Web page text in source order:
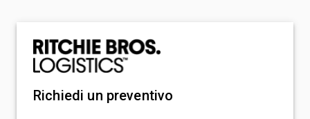
Richiedi un preventivo